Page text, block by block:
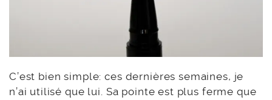
C’est bien simple: ces dernières semaines, je
n’ai utilisé que lui. Sa pointe est plus ferme que